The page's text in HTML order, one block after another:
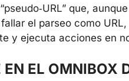
que,
el parseo como
y ejecuta acciones en
EL OMNIBOX